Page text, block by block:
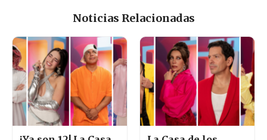
Noticias Relacionadas